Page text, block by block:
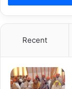
Recent